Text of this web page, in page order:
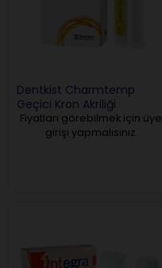
Dentkist Charmtemp
Geçici Kron Akriliği
Fiyatları görebilmek için üye
girişi yapmalısınız.